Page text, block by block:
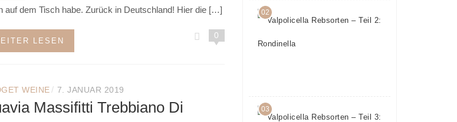
auf dem Tisch habe. Zurück in Deutschland! Hier die […]
LESEN
0
WEINE / 7. JANUAR 2019
Massifitti Trebbiano Di
02
03